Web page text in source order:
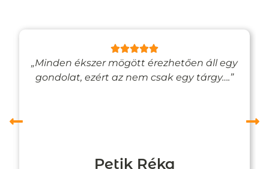
„Minden ékszer mögött érezhetően áll egy
gondolat, ezért az nem csak egy tárgy….”
Petik Réka